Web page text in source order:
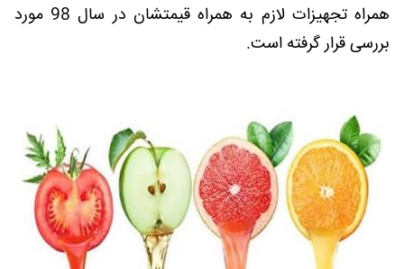
همراه تجهیزات لازم به همراه قیمتشان در سال 98 مورد
بررسی قرار گرفته است.